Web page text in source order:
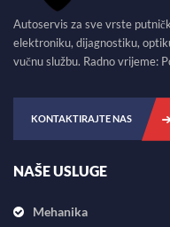
Autoservis za sve vrste
elektroniku, dijagnostiku,
vučnu službu. Radno vrijeme:
KONTAKTIRAJTE NAS
NAŠE USLUGE
Mehanika